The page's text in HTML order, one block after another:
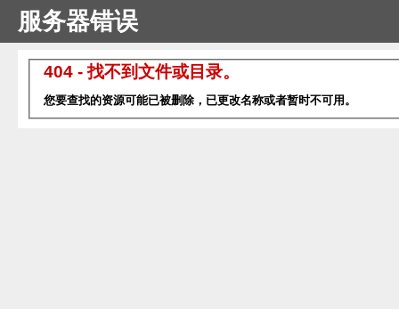
服务器错误
404 - 找不到文件或目录。
您要查找的资源可能已被删除，已更改名称或者暂时不可用。